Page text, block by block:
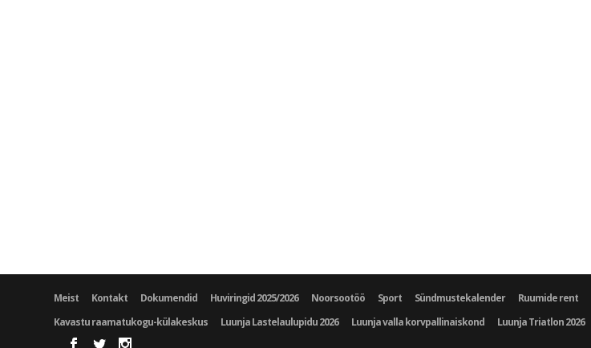
Meist Kontakt Dokumendid Huviringid 2025/2026 Noorsootöö Sport Sündmustekalender Ruumide rent
Kavastu raamatukogu-külakeskus
Luunja Lastelaulupidu 2026 Luunja valla korvpallinaiskond Luunja Triatlon 2026